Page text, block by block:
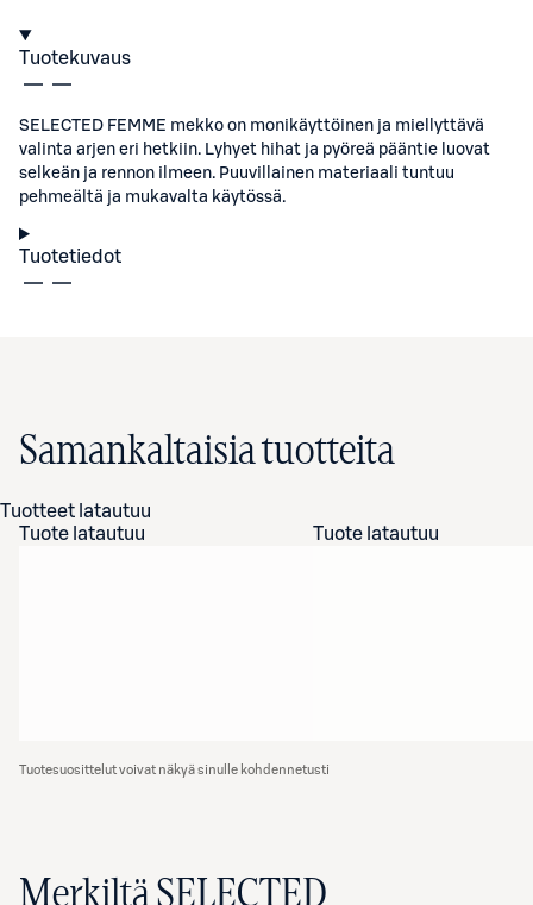
Tuotekuvaus
SELECTED FEMME mekko on monikäyttöinen ja miellyttävä
valinta arjen eri hetkiin. Lyhyet hihat ja pyöreä pääntie luovat
selkeän ja rennon ilmeen. Puuvillainen materiaali tuntuu
pehmeältä ja mukavalta käytössä.
Tuotetiedot
Samankaltaisia tuotteita
Tuotteet latautuu
Tuote latautuu
Tuote latautuu
Tuotesuosittelut voivat näkyä sinulle kohdennetusti
Merkiltä SELECTED